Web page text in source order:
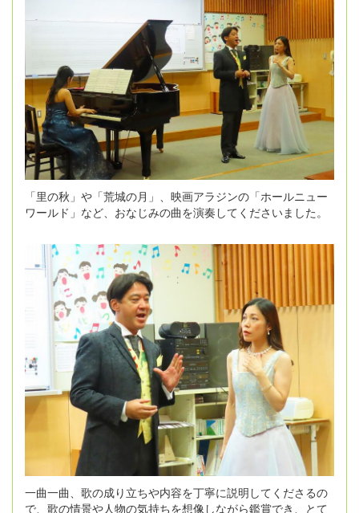
「里の秋」や「荒城の月」、映画アラジンの「ホールニュー
ワールド」など、おなじみの曲を演奏してくださいました。
一曲一曲、歌の成り立ちや内容を丁寧に説明してくださるの
で、歌の情景や人物の気持ちを想像しながら鑑賞でき、とて